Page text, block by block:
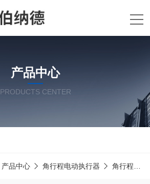
产品中心
PRODUCTS CENTER
产品中心 角行程电动执行器 角行程